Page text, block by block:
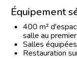
Équipement
400 m²
salle au
Salles
Restauration